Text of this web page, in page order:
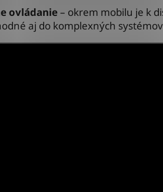
ovládanie– okrem mobilu je k
aj do komplexných